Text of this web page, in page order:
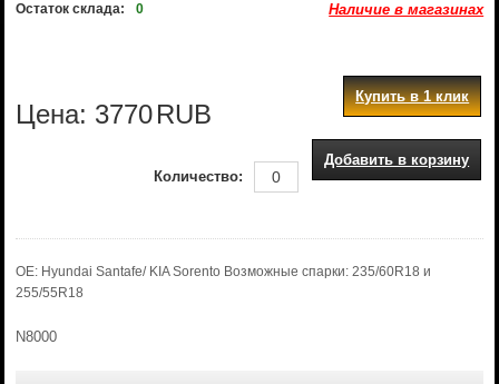
Остаток склада: 0 Наличие в магазинах
Цена: 3770RUB
Купить в 1 клик
Добавить в корзину
Количество:
OE: Hyundai Santafe/ KIA Sorento Возможные спарки: 235/60R18 и
255/55R18
N8000